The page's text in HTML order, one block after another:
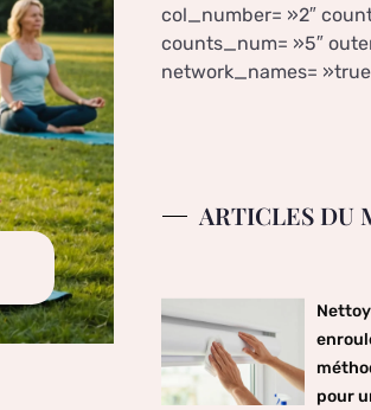
col_number= »2″
counts_num= »5″
network_names=
ARTICLES DU
pour